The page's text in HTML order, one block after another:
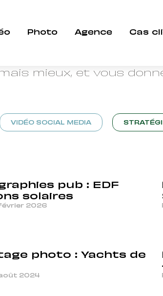
Photo Agence Cas
BLOG
mieux, et vous
VIDÉO SOCIAL MEDIA
pub : EDF
solaires
2026
photo : Yachts de
2024